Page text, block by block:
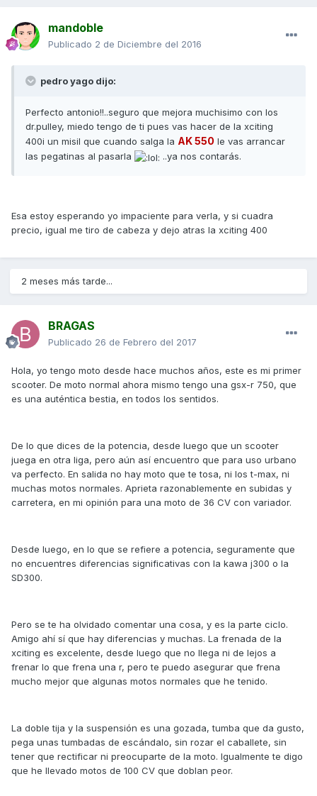
mandoble
Publicado 2 de Diciembre del 2016
pedro yago dijo:
Perfecto antonio!!..seguro que mejora muchisimo con los
dr.pulley, miedo tengo de ti pues vas hacer de la xciting
400i un misil que cuando salga la AK 550 le vas arrancar
las pegatinas al pasarla
..ya nos contarás.
Esa estoy esperando yo impaciente para verla, y si cuadra
precio, igual me tiro de cabeza y dejo atras la xciting 400
2 meses más tarde...
BRAGAS
Publicado 26 de Febrero del 2017
Hola, yo tengo moto desde hace muchos años, este es mi primer
scooter. De moto normal ahora mismo tengo una gsx-r 750, que
es una auténtica bestia, en todos los sentidos.
De lo que dices de la potencia, desde luego que un scooter
juega en otra liga, pero aún así encuentro que para uso urbano
va perfecto. En salida no hay moto que te tosa, ni los t-max, ni
muchas motos normales. Aprieta razonablemente en subidas y
carretera, en mi opinión para una moto de 36 CV con variador.
Desde luego, en lo que se refiere a potencia, seguramente que
no encuentres diferencias significativas con la kawa j300 o la
SD300.
Pero se te ha olvidado comentar una cosa, y es la parte ciclo.
Amigo ahí sí que hay diferencias y muchas. La frenada de la
xciting es excelente, desde luego que no llega ni de lejos a
frenar lo que frena una r, pero te puedo asegurar que frena
mucho mejor que algunas motos normales que he tenido.
La doble tija y la suspensión es una gozada, tumba que da gusto,
pega unas tumbadas de escándalo, sin rozar el caballete, sin
tener que rectificar ni preocuparte de la moto. Igualmente te digo
que he llevado motos de 100 CV que doblan peor.